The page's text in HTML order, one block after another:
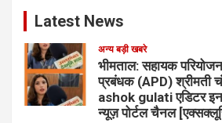
Latest News
अन्य बड़ी खबरे
भीमताल: सहायक
प्रबंधक (APD) श्रीमती
ashok gulati एडिटर इन
न्यूज़ पोर्टल चैनल